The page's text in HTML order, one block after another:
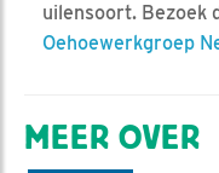
uilensoort. Bezoek
Oehoewerkgroep
MEER OVER